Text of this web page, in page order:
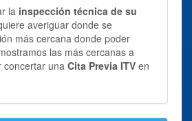
la inspección técnica de su
averiguar donde se
más cercana donde poder
las más cercanas a
concertar una Cita Previa ITV en